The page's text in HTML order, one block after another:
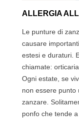
ALLERGIA
Le punture di
causare
estesi e duraturi.
chiamate:
Ogni estate, se
non essere punto
zanzare.
ponfo che tende